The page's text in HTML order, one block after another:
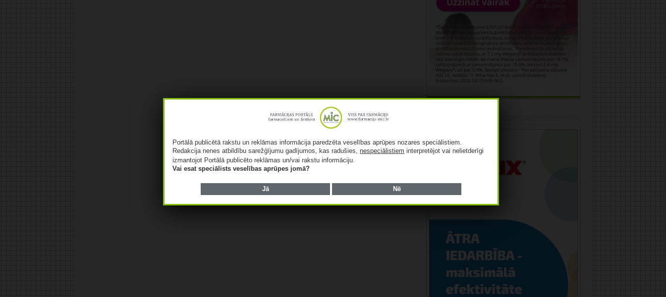
Portālā publicētā rakstu un reklāmas informācija paredzēta veselības aprūpes nozares speciālistiem.
Redakcija nenes atbildību sarežģījumu gadījumos, kas radušies,nespeciālistiem interpretējot vai nelietderīgi
izmantojot Portālā publicēto reklāmas un/vai rakstu informāciju.
Vai esat speciālists veselības aprūpes jomā?
Jā Nē